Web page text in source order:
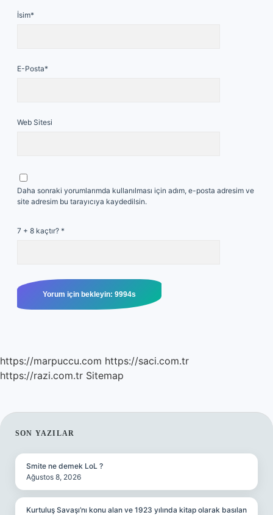
İsim*
E-Posta*
Web Sitesi
Daha sonraki yorumlarımda kullanılması için adım, e-posta adresim ve
site adresim bu tarayıcıya kaydedilsin.
7 + 8 kaçtır? *
https://marpuccu.com https://saci.com.tr
https://razi.com.tr Sitemap
SIDEBAR
SON YAZILAR
Smite ne demek LoL ?
Ağustos 8, 2026
Kurtuluş Savaşı’nı konu alan ve 1923 yılında kitap olarak basılan